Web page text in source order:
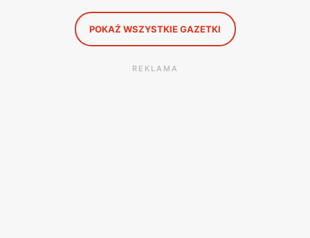
Centrum znajduje się w niedalekiej odległości od Ciebie.
POKAŻ WSZYSTKIE GAZETKI
REKLAMA